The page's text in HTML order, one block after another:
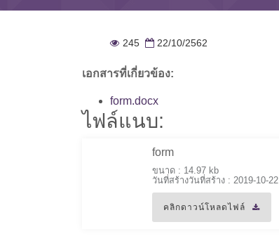
245 22/10/2562
เอกสารที่เกี่ยวข้อง:
form.docx
ไฟล์แนบ:
form
ขนาด : 14.97 kb
วันที่สร้างวันที่สร้าง : 2019-10-22
คลิกดาวน์โหลดไฟล์